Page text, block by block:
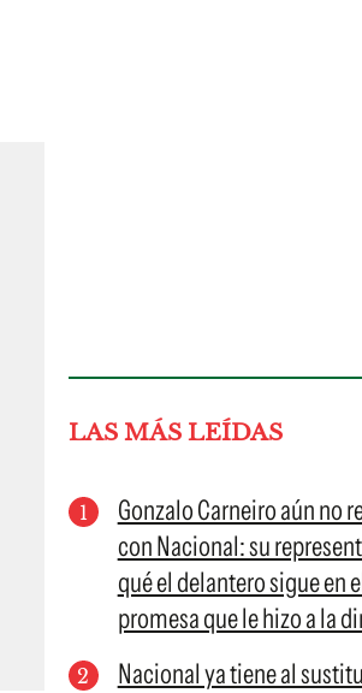
LAS MÁS LEÍDAS
Gonzalo Carneiro aún no
con Nacional: su
qué el delantero sigue en
promesa que le hizo a la
Nacional ya tiene al